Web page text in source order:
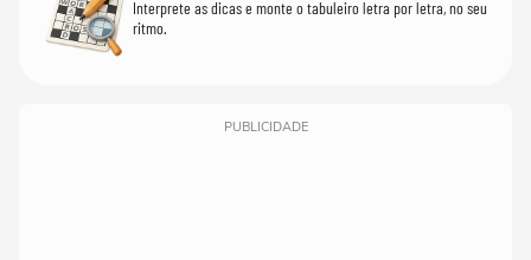
Interprete as dicas e monte o tabuleiro letra por letra, no seu
ritmo.
PUBLICIDADE